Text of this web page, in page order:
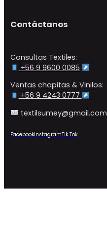
Contáctanos
Consultas Textiles:
+56 9 9600 0085
Ventas chapitas & Vinilos:
+56 9 4243 0777
textilsumey@gmail.com
FacebookInstagramTik Tok